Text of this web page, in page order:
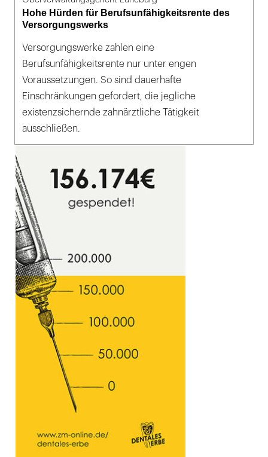
Hohe Hürden für Berufsunfähigkeitsrente des
Versorgungswerks
Versorgungswerke zahlen eine
Berufsunfähigkeitsrente nur unter engen
Voraussetzungen. So sind dauerhafte
Einschränkungen gefordert, die jegliche
existenzsichernde zahnärztliche Tätigkeit
ausschließen.